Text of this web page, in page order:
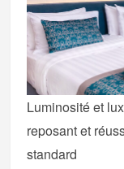
Luminosité et
reposant et
standard